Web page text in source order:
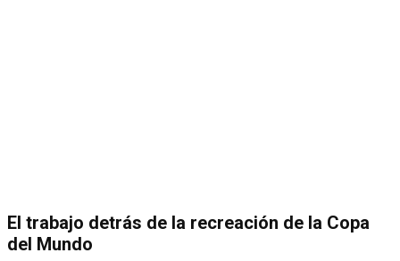
El trabajo detrás de la recreación de la Copa
del Mundo